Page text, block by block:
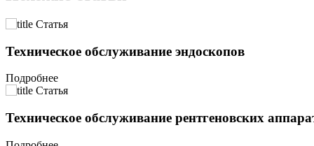
Статья
Техническое обслуживание эндоскопов
Подробнее
Статья
Техническое обслуживание рентгеновских